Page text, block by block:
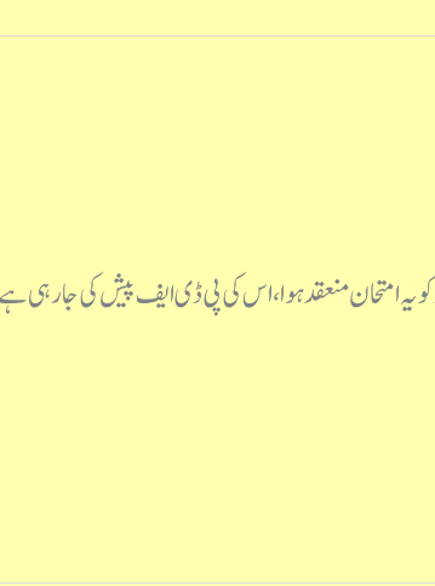
نیٹ جے آر ایف اردو جون 2023 سوالنامہ مع جوابی کلید بروز بدھ بتاریخ 21 جون 2023 کو یہ امتحان منعقد ہوا، اس